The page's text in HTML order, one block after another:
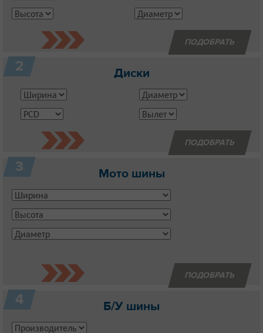
2 Диски
3 Мото шины
4 Б/У шины